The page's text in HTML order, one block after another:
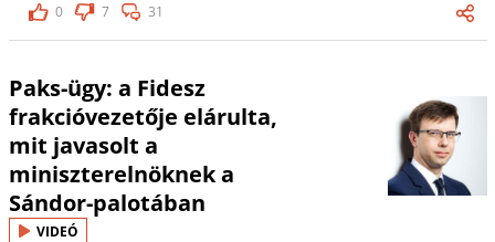
0
7 31
Paks-ügy: a Fidesz
frakcióvezetője elárulta,
mit javasolt a
miniszterelnöknek a
Sándor-palotában
VIDEÓ